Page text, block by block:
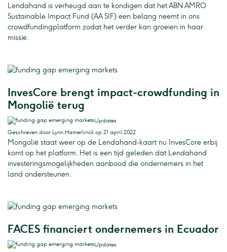
Lendahand is verheugd aan te kondigen dat het ABN AMRO
Sustainable Impact Fund (AA SIF) een belang neemt in ons
crowdfundingplatform zodat het verder kan groeien in haar
missie.
InvesCore brengt impact-crowdfunding in
Mongolië terug
Updates
Geschreven door Lynn Hamerlinck op 21 april 2022
Mongolië staat weer op de Lendahand-kaart nu InvesCore erbij
komt op het platform. Het is een tijd geleden dat Lendahand
investeringsmogelijkheden aanbood die ondernemers in het
land ondersteunen.
FACES financiert ondernemers in Ecuador
Updates